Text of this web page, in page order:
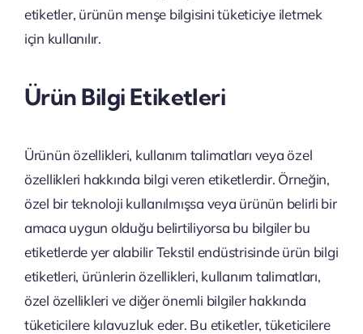
etiketler, ürünün menşe bilgisini tüketiciye iletmek
için kullanılır.
Ürün Bilgi Etiketleri
Ürünün özellikleri, kullanım talimatları veya özel
özellikleri hakkında bilgi veren etiketlerdir. Örneğin,
özel bir teknoloji kullanılmışsa veya ürünün belirli bir
amaca uygun olduğu belirtiliyorsa bu bilgiler bu
etiketlerde yer alabilir Tekstil endüstrisinde ürün bilgi
etiketleri, ürünlerin özellikleri, kullanım talimatları,
özel özellikleri ve diğer önemli bilgiler hakkında
tüketicilere kılavuzluk eder. Bu etiketler, tüketicilere